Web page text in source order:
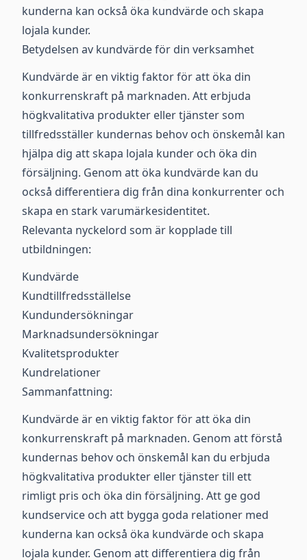
kunderna kan också öka kundvärde och skapa
lojala kunder.
Betydelsen av kundvärde för din verksamhet
Kundvärde är en viktig faktor för att öka din
konkurrenskraft på marknaden. Att erbjuda
högkvalitativa produkter eller tjänster som
tillfredsställer kundernas behov och önskemål kan
hjälpa dig att skapa lojala kunder och öka din
försäljning. Genom att öka kundvärde kan du
också differentiera dig från dina konkurrenter och
skapa en stark varumärkesidentitet.
Relevanta nyckelord som är kopplade till
utbildningen:
Kundvärde
Kundtillfredsställelse
Kundundersökningar
Marknadsundersökningar
Kvalitetsprodukter
Kundrelationer
Sammanfattning:
Kundvärde är en viktig faktor för att öka din
konkurrenskraft på marknaden. Genom att förstå
kundernas behov och önskemål kan du erbjuda
högkvalitativa produkter eller tjänster till ett
rimligt pris och öka din försäljning. Att ge god
kundservice och att bygga goda relationer med
kunderna kan också öka kundvärde och skapa
lojala kunder. Genom att differentiera dig från